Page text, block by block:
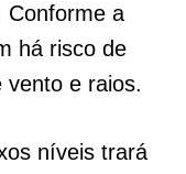
Conforme a
há risco de
vento e raios.
níveis trará